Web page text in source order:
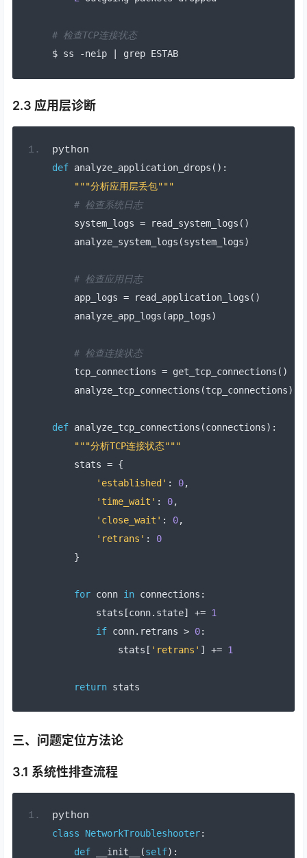
# 检查TCP连接状态
$ ss
-neip grep ESTAB
2.3 应用层诊断
python
def analyze_application_drops ():
"""分析应用层丢包"""
# 检查系统日志
    system_logs
= read_system_logs ()
    analyze_system_logs
(system_logs)
# 检查应用日志
    app_logs
= read_application_logs ()
    analyze_app_logs
(app_logs)
# 检查连接状态
    tcp_connections
= get_tcp_connections ()
    analyze_tcp_connections
(tcp_connections)
def analyze_tcp_connections (connections):
"""分析TCP连接状态"""
    stats
= {
'established' : 0,
'time_wait' : 0,
'close_wait' : 0,
'retrans' :
0
}
for conn in connections :
        stats
[conn. state] += 1
if conn. retrans > 0:
            stats
[ 'retrans' ] += 1
return stats
三、问题定位方法论
3.1 系统性排查流程
python
class NetworkTroubleshooter:
def __init__ (self):